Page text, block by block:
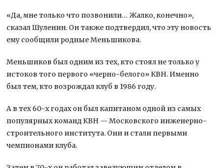
«Да, мне только что позвонили… Жалко, конечно»,
сказал Шуленин. Он также подтвердил, что эту новость
ему сообщили родные Меньшикова.
Меньшиков был одним из тех, кто стоял не только у
истоков того первого «черно-белого» КВН. Именно
был тем, кто возрождал клуб в 1986 году.
А в тех 60-х годах он был капитаном одной из самых
популярных команд КВН — Московского инженерно-
строительного института. Они и стали первыми
чемпионами клуба.